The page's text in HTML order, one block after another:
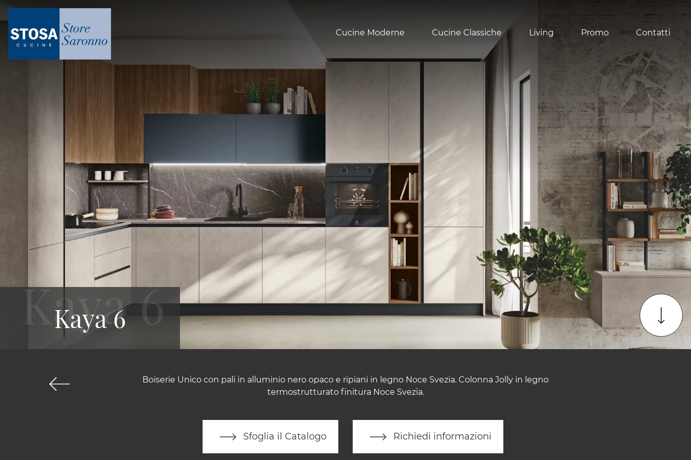
Cucine Moderne Cucine Classiche Living Promo Contatti
Boiserie Unico con pali in alluminio nero opaco e ripiani in legno Noce Svezia. Colonna Jolly in legno
termostrutturato finitura Noce Svezia.
Sfoglia il Catalogo Richiedi informazioni
Kaya 6